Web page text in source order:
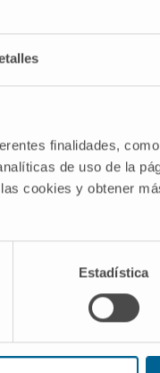
finalidades,
de uso de la
cookies y obtener
Estadística
Follow us